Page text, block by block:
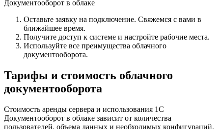
Документооборот в облаке
Оставьте заявку на подключение. Свяжемся с вами в
ближайшее время.
Получите доступ к системе и настройте рабочие места.
Используйте все преимущества облачного
документооборота.
Тарифы и стоимость облачного
документооборота
Стоимость аренды сервера и использования 1С
Документооборот в облаке зависит от количества
пользователей, объема данных и необходимых конфигураций.